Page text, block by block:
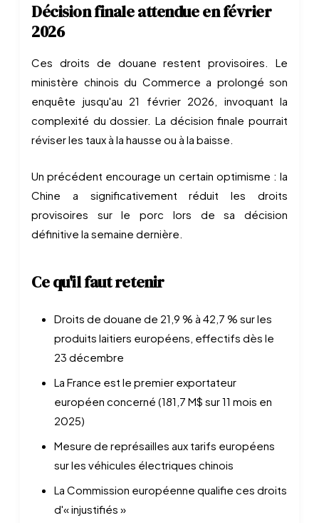
Décision finale attendue en février
2026
Ces droits de douane restent provisoires. Le
ministère chinois du Commerce a prolongé son
enquête jusqu'au 21 février 2026, invoquant la
complexité du dossier. La décision finale pourrait
réviser les taux à la hausse ou à la baisse.
Un précédent encourage un certain optimisme : la
Chine a significativement réduit les droits
provisoires sur le porc lors de sa décision
définitive la semaine dernière.
Ce qu'il faut retenir
Droits de douane de 21,9 % à 42,7 % sur les
produits laitiers européens, effectifs dès le
23 décembre
La France est le premier exportateur
européen concerné (181,7 M$ sur 11 mois en
2025)
Mesure de représailles aux tarifs européens
sur les véhicules électriques chinois
La Commission européenne qualifie ces droits
d'« injustifiés »